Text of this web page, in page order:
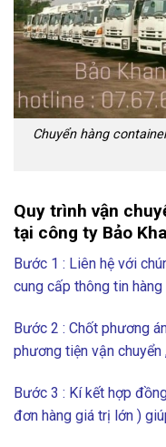
Chuyển hàng
Quy trình vận
tại công ty Bảo
Bước 1 : Liên hệ với
cung cấp thông tin hàng
Bước 2 : Chốt phương
phương tiện vận chuyển
Bước 3 : Kí kết hợp
đơn hàng giá trị lớn )